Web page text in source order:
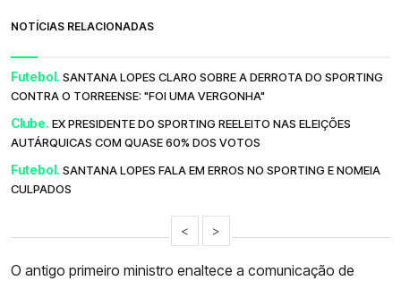
NOTÍCIAS RELACIONADAS
Futebol. SANTANA LOPES CLARO SOBRE A DERROTA DO SPORTING
CONTRA O TORREENSE: "FOI UMA VERGONHA"
Clube. EX PRESIDENTE DO SPORTING REELEITO NAS ELEIÇÕES
AUTÁRQUICAS COM QUASE 60% DOS VOTOS
Futebol. SANTANA LOPES FALA EM ERROS NO SPORTING E NOMEIA
CULPADOS
< >
O antigo primeiro ministro enaltece a comunicação de